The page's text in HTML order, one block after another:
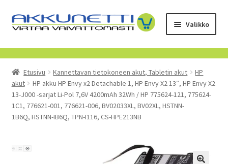
Siirry
navigointiin
Siirry
sisältöön
Valikko
Kauppa
Tietoa meistä
Yrityksille
Etusivu Kannettavan tietokoneen akut, Tabletin akut
HP
akut
HP akku HP Envy x2 Detachable 1, HP Envy X2 13″, HP Envy X2
13-J000 -sarjat Li-Pol 7,6V 4200mAh 32Wh / HP 775624-121, 775624-
1C1, 776621-001, 776621-006, BV02033XL, BV02XL, HSTNN-
1B6Q, HSTNN-IB6Q, TPN-I116, CS-HPE213NB